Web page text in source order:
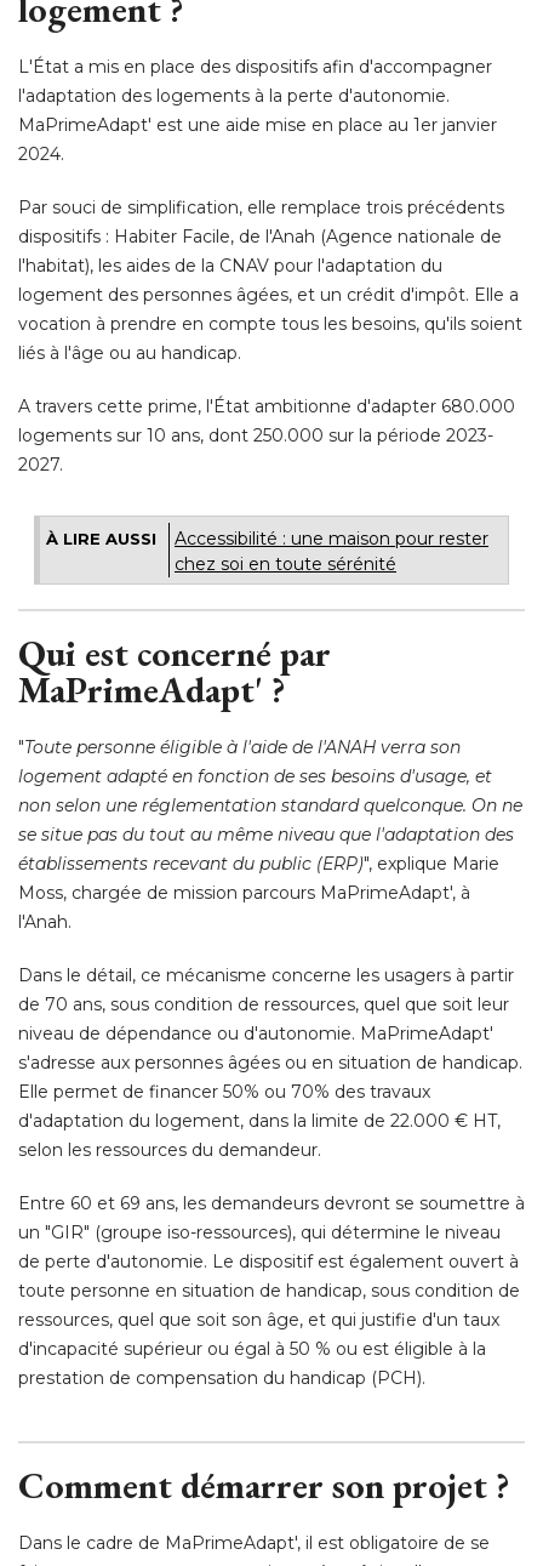
L'État a mis en place des dispositifs afin d'accompagner
l'adaptation des logements à la perte d'autonomie.
MaPrimeAdapt' est une aide mise en place au 1er janvier
2024.
Par souci de simplification, elle remplace trois précédents
dispositifs : Habiter Facile, de l'Anah (Agence nationale de
l'habitat), les aides de la CNAV pour l'adaptation du
logement des personnes âgées, et un crédit d'impôt. Elle a
vocation à prendre en compte tous les besoins, qu'ils soient
liés à l'âge ou au handicap.
A travers cette prime, l'État ambitionne d'adapter 680.000
logements sur 10 ans, dont 250.000 sur la période 2023-
2027.
À LIRE AUSSI
Accessibilité : une maison pour rester
chez soi en toute sérénité
Qui est concerné par
MaPrimeAdapt' ?
"Toute personne éligible à l'aide de l'ANAH verra son
logement adapté en fonction de ses besoins d'usage, et
non selon une réglementation standard quelconque. On ne
se situe pas du tout au même niveau que l'adaptation des
établissements recevant du public (ERP)", explique Marie
Moss, chargée de mission parcours MaPrimeAdapt', à
l'Anah.
Dans le détail, ce mécanisme concerne les usagers à partir
de 70 ans, sous condition de ressources, quel que soit leur
niveau de dépendance ou d'autonomie. MaPrimeAdapt'
s'adresse aux personnes âgées ou en situation de handicap.
Elle permet de financer 50% ou 70% des travaux
d'adaptation du logement, dans la limite de 22.000 € HT,
selon les ressources du demandeur.
Entre 60 et 69 ans, les demandeurs devront se soumettre à
un "GIR" (groupe iso-ressources), qui détermine le niveau
de perte d'autonomie. Le dispositif est également ouvert à
toute personne en situation de handicap, sous condition de
ressources, quel que soit son âge, et qui justifie d'un taux
d'incapacité supérieur ou égal à 50 % ou est éligible à la
prestation de compensation du handicap (PCH).
Comment démarrer son projet ?
Dans le cadre de MaPrimeAdapt', il est obligatoire de se